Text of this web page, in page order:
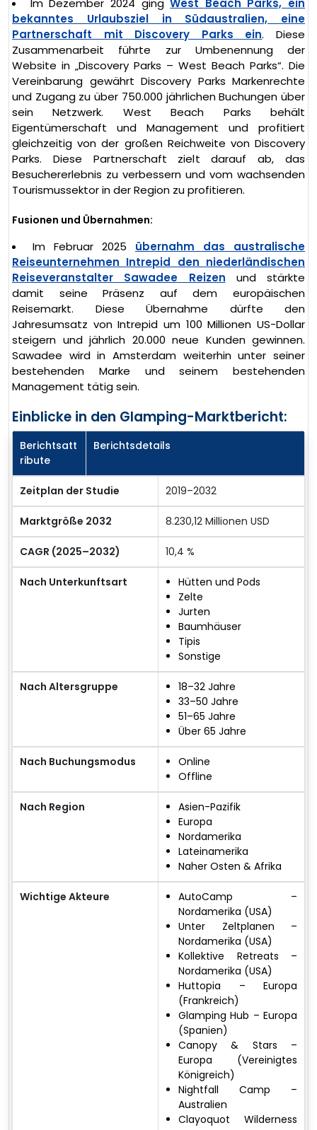
Im Dezember 2024 gingWest Beach Parks, ein
bekanntes Urlaubsziel in Südaustralien, eine
Partnerschaft mit Discovery Parks ein. Diese
Zusammenarbeit führte zur Umbenennung der
Website in „Discovery Parks – West Beach Parks“. Die
Vereinbarung gewährt Discovery Parks Markenrechte
und Zugang zu über 750.000 jährlichen Buchungen über
sein Netzwerk. West Beach Parks behält
Eigentümerschaft und Management und profitiert
gleichzeitig von der großen Reichweite von Discovery
Parks. Diese Partnerschaft zielt darauf ab, das
Besuchererlebnis zu verbessern und vom wachsenden
Tourismussektor in der Region zu profitieren.
Fusionen und Übernahmen:
Im Februar 2025 übernahm das australische
Reiseunternehmen Intrepid den niederländischen
Reiseveranstalter Sawadee Reizen und stärkte
damit seine Präsenz auf dem europäischen
Reisemarkt. Diese Übernahme dürfte den
Jahresumsatz von Intrepid um 100 Millionen US-Dollar
steigern und jährlich 20.000 neue Kunden gewinnen.
Sawadee wird in Amsterdam weiterhin unter seiner
bestehenden Marke und seinem bestehenden
Management tätig sein.
Einblicke in den Glamping-Marktbericht:
Berichtsatt
ribute
Berichtsdetails
Zeitplan der Studie 2019–2032
Marktgröße 2032 8.230,12 Millionen USD
CAGR (2025–2032) 10,4 %
Nach Unterkunftsart
Hütten und Pods
Zelte
Jurten
Baumhäuser
Tipis
Sonstige
Nach Altersgruppe
18–32 Jahre
33–50 Jahre
51–65 Jahre
Über 65 Jahre
Nach Buchungsmodus
Online
Offline
Nach Region
Asien-Pazifik
Europa
Nordamerika
Lateinamerika
Naher Osten & Afrika
Wichtige Akteure
AutoCamp –
Nordamerika (USA)
Unter Zeltplanen –
Nordamerika (USA)
Kollektive Retreats –
Nordamerika (USA)
Huttopia – Europa
(Frankreich)
Glamping Hub – Europa
(Spanien)
Canopy & Stars –
Europa (Vereinigtes
Königreich)
Nightfall Camp –
Australien
Clayoquot Wilderness